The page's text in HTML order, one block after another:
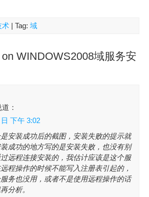
术 | Tag: 域
WINDOWS2008域服务安
：
下午 3:02
安装成功后的截图，安装失败的提示就
成功的地方写的是安装失败，也没有别
远程连接安装的，我估计应该是这个服
程操作的时候不能写入注册表引起的，
务也没用，或者不是使用远程操作的话
分析。